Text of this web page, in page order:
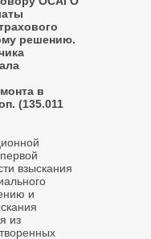
решению.
в
(135.011
взыскания
и
из